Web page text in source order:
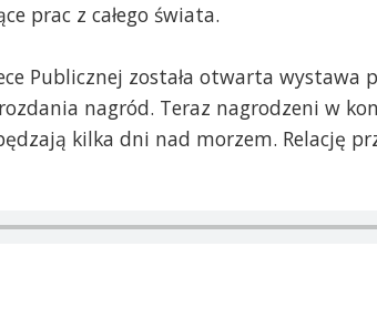
prac z całego świata.
Publicznej została otwarta wystawa
nagród. Teraz nagrodzeni w
kilka dni nad morzem. Relację